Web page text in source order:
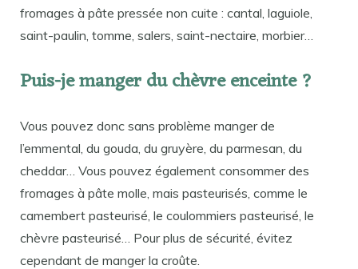
fromages à pâte pressée non cuite : cantal, laguiole,
saint-paulin, tomme, salers, saint-nectaire, morbier…
Puis-je manger du chèvre enceinte ?
Vous pouvez donc sans problème manger de
l’emmental, du gouda, du gruyère, du parmesan, du
cheddar… Vous pouvez également consommer des
fromages à pâte molle, mais pasteurisés, comme le
camembert pasteurisé, le coulommiers pasteurisé, le
chèvre pasteurisé… Pour plus de sécurité, évitez
cependant de manger la croûte.